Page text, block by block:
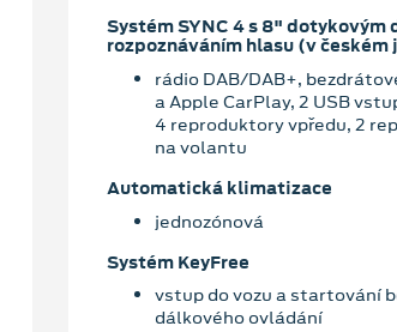
Systém SYNC 4 s 8"
rozpoznáváním hlasu (v českém
rádio DAB/DAB+,
a Apple CarPlay, 2 USB
4 reproduktory vpředu, 2
na volantu
Automatická klimatizace
jednozónová
Systém KeyFree
vstup do vozu a startování
dálkového ovládání